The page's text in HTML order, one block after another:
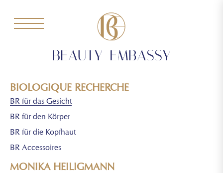
BIOLOGIQUE RECHERCHE
BR für das Gesicht
BR für den Körper
BR für die Kopfhaut
BR Accessoires
MONIKA HEILIGMANN